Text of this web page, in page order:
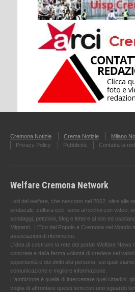
Cremona Notizie Crema Notizie Milano
Privacy Policy
Pubblicità Contatta la
Welfare Cremona Network
I siti del welfare, che nascono nel 2002, oltre alle
sindacale ,cultura ecc. sono arricchiti con video,
sondaggi, petizioni, blog e lettere al sito ed
Migranti , L'Eco del Popolo e Cremona nel Mondo
associazioni di riferimento.
L'idea di costruire la rete dei portali Welfare News
concreta e dalla ferma volontà di credere nei
opportunità e dei diritti alla persona, sui quali
comunicazione e migliore informazione.
L'ambizione è quella di intercettare quei cittadini,
voglia di affrontare questi temi con uno sguardo